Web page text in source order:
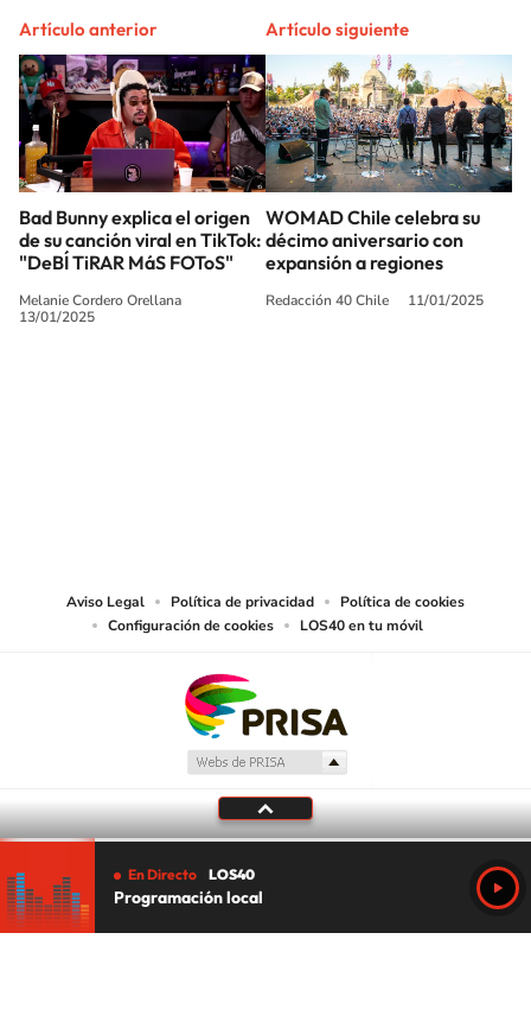
Artículo anterior
Bad Bunny explica el origen
de su canción viral en TikTok:
"DeBÍ TiRAR MáS FOToS"
Melanie Cordero Orellana
13/01/2025
Artículo siguiente
WOMAD Chile celebra su
décimo aniversario con
expansión a regiones
Redacción 40 Chile 11/01/2025
Aviso Legal Política de privacidad
Política de cookies
Configuración de cookies
LOS40 en tu móvil
En Directo LOS40
Programación local